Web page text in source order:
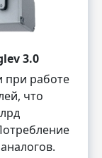
3.0
при работе
что